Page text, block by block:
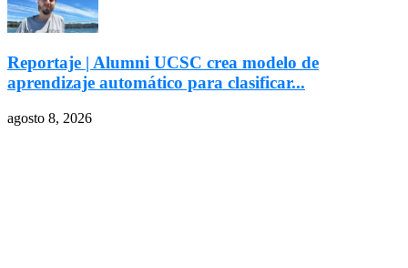
Reportaje | Alumni UCSC crea modelo de
aprendizaje automático para clasificar...
agosto 8, 2026